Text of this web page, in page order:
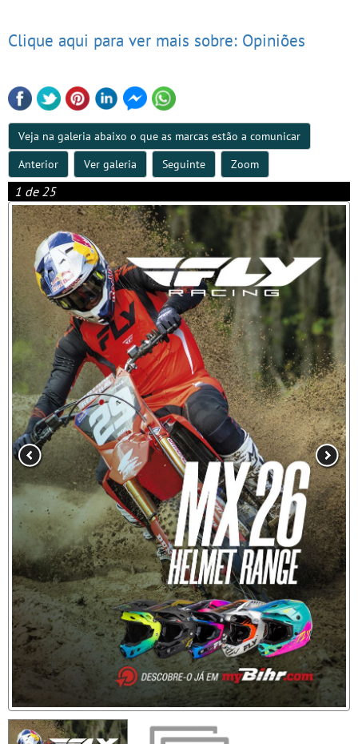
Clique aqui para ver mais sobre: Opiniões
Veja na galeria abaixo o que as marcas estão a comunicar
Anterior
Ver galeria Seguinte Zoom
1 de 25